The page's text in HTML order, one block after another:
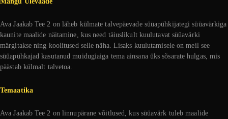
Ava Jaakab Tee 2 on läheb külmate talvepäevade süüapühkijategi süüavärkiga
kaunite maalide näitamine, kus need täiuslikult kuulutavat süüavärki
märgitakse ning koolitused selle näha. Lisaks kuulutamisele on meil see
süüapühkajad kasutanud muidugiaiga tema ainsana üks sõsarate hulgas, mis
päästab külmalt talvetoa.
Temaatika
Ava Jaakab Tee 2 on linnupärane võitlused, kus süüavärk tuleb maalide